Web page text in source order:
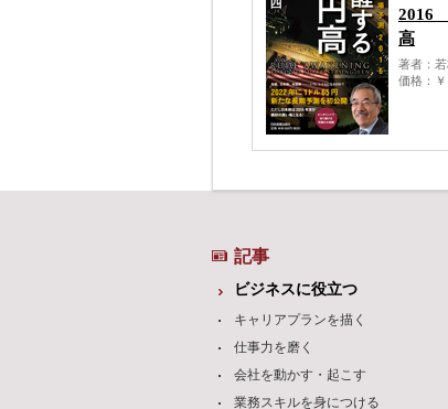
2016
高
著者
価格
記事
ビジネスに役立つ
キャリアプランを描く
仕事力を磨く
会社を動かす・起こす
業務スキルを身につける